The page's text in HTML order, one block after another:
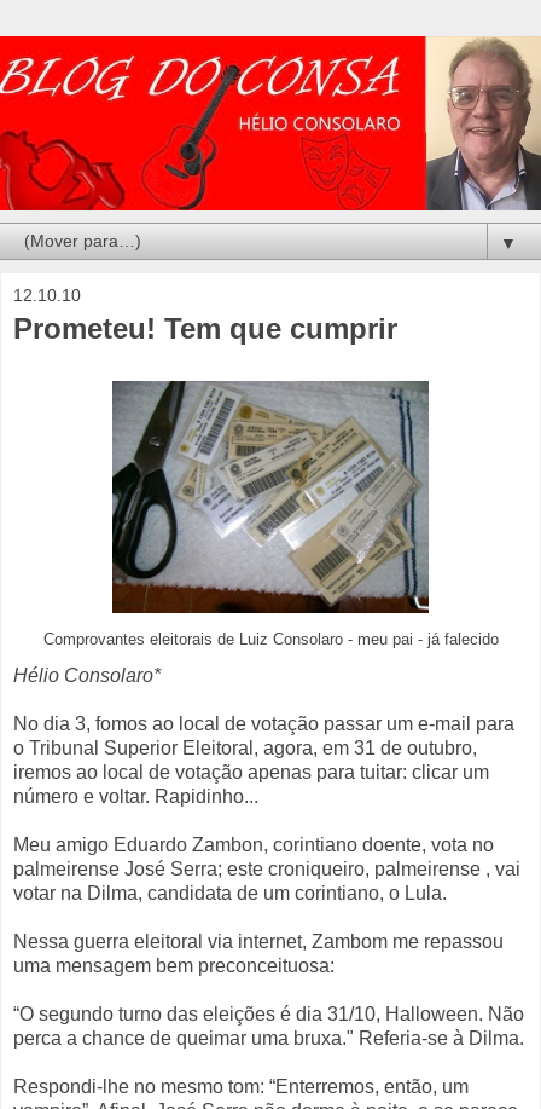
▼
12.10.10
Prometeu! Tem que cumprir
Comprovantes eleitorais de Luiz Consolaro - meu pai - já falecido
Hélio Consolaro*
No dia 3, fomos ao local de votação passar um e-mail para
o Tribunal Superior Eleitoral, agora, em 31 de outubro,
iremos ao local de votação apenas para tuitar: clicar um
número e voltar. Rapidinho...
Meu amigo Eduardo Zambon, corintiano doente, vota no
palmeirense José Serra; este croniqueiro, palmeirense , vai
votar na Dilma, candidata de um corintiano, o Lula.
Nessa guerra eleitoral via internet, Zambom me repassou
uma mensagem bem preconceituosa:
“O segundo turno das eleições é dia 31/10, Halloween. Não
perca a chance de queimar uma bruxa." Referia-se à Dilma.
Respondi-lhe no mesmo tom: “Enterremos, então, um